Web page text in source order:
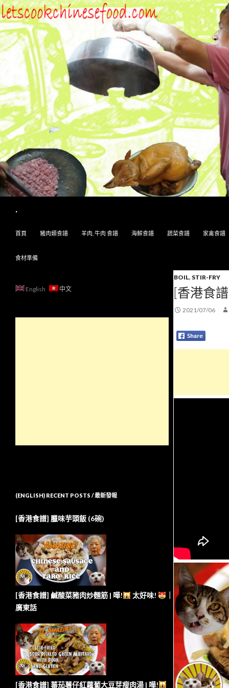
.
首頁
豬肉類食譜 羊肉, 牛肉 食譜 海鮮食譜 蔬菜食譜 家禽食譜
食材準備
BOIL, STIR-FRY
[香港食
2021/07/06
English 中文
(ENGLISH) RECENT POSTS / 最新發報
[香港食譜] 臘味芋頭飯 (6碗)
[香港食譜] 鹹酸菜豬肉炒麵筋 | 嘩! 太好味!
廣東話
[香港食譜] 蕃茄薯仔紅蘿蔔大豆芽瘦肉湯 | 嘩!